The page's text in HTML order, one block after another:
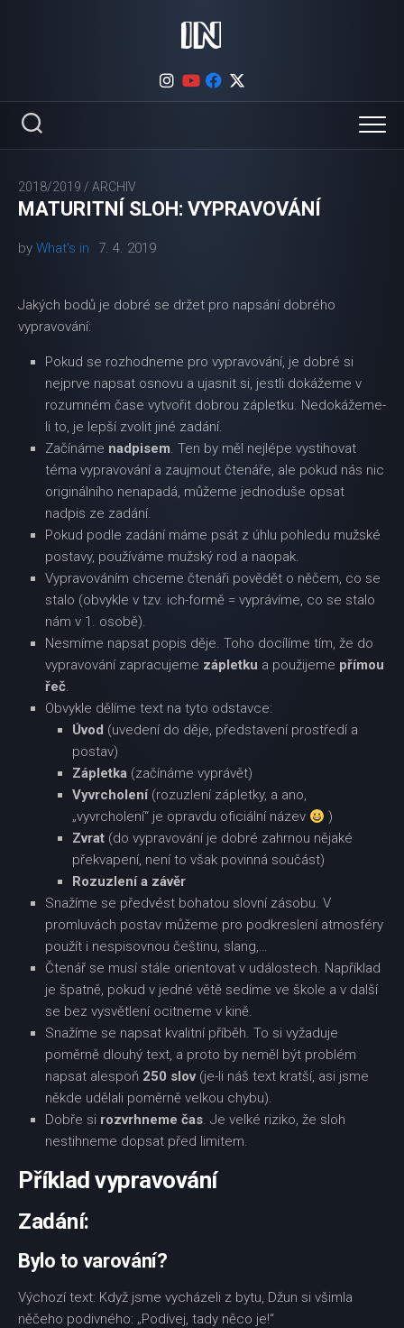
2018/2019 / ARCHIV
MATURITNÍ SLOH: VYPRAVOVÁNÍ
by What's in 7. 4. 2019
Jakých bodů je dobré se držet pro napsání dobrého
vypravování:
Pokud se rozhodneme pro vypravování, je dobré si
nejprve napsat osnovu a ujasnit si, jestli dokážeme v
rozumném čase vytvořit dobrou zápletku. Nedokážeme-
li to, je lepší zvolit jiné zadání.
Začínáme nadpisem. Ten by měl nejlépe vystihovat
téma vypravování a zaujmout čtenáře, ale pokud nás nic
originálního nenapadá, můžeme jednoduše opsat
nadpis ze zadání.
Pokud podle zadání máme psát z úhlu pohledu mužské
postavy, používáme mužský rod a naopak.
Vypravováním chceme čtenáři povědět o něčem, co se
stalo (obvykle v tzv. ich-formě = vyprávíme, co se stalo
nám v 1. osobě).
Nesmíme napsat popis děje. Toho docílíme tím, že do
vypravování zapracujeme zápletku a použijeme přímou
řeč.
Obvykle dělíme text na tyto odstavce:
Úvod (uvedení do děje, představení prostředí a
postav)
Zápletka (začínáme vyprávět)
Vyvrcholení(rozuzlení zápletky, a ano,
„vyvrcholení“ je opravdu oficiální název
)
Zvrat (do vypravování je dobré zahrnou nějaké
překvapení, není to však povinná součást)
Rozuzlení a závěr
Snažíme se předvést bohatou slovní zásobu. V
promluvách postav můžeme pro podkreslení atmosféry
použít i nespisovnou češtinu, slang,…
Čtenář se musí stále orientovat v událostech. Například
je špatně, pokud v jedné větě sedíme ve škole a v další
se bez vysvětlení ocitneme v kině.
Snažíme se napsat kvalitní příběh. To si vyžaduje
poměrně dlouhý text, a proto by neměl být problém
napsat alespoň 250 slov(je-li náš text kratší, asi jsme
někde udělali poměrně velkou chybu).
Dobře si rozvrhneme čas. Je velké riziko, že sloh
nestihneme dopsat před limitem.
Příklad vypravování
Zadání:
Bylo to varování?
Výchozí text: Když jsme vycházeli z bytu, Džun si všimla
něčeho podivného: „Podívej, tady něco je!“